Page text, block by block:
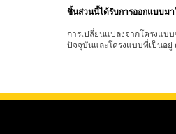
ชิ้นส่วนนี้ได้รับการออกแบบม
การเปลี่ยนแปลงจากโครงแ
ปัจจุบันและโครงแบบที่เป็นอ